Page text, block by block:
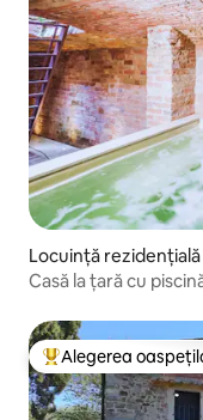
Locuință
Casă la țară cu
Locuință din topul
Alegerea